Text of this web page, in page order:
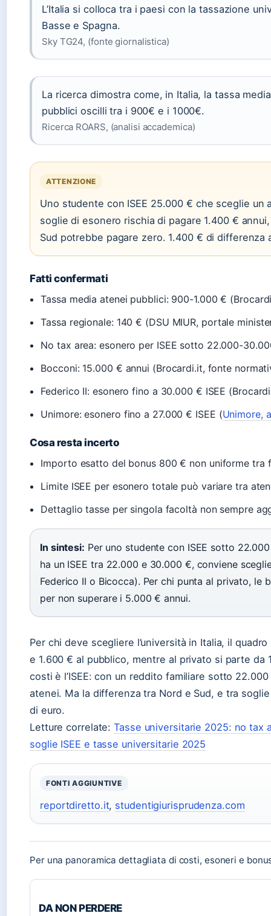
L’Italia si colloca tra i paesi con la tassazione
Basse e Spagna.
Sky TG24, (fonte giornalistica)
La ricerca dimostra come, in Italia, la tassa
pubblici oscilli tra i 900€ e i 1000€.
Ricerca ROARS, (analisi accademica)
ATTENZIONE
Uno studente con ISEE 25.000 € che sceglie
soglie di esonero rischia di pagare 1.400 €
Sud potrebbe pagare zero. 1.400 € di differenza
Fatti confermati
Tassa media atenei pubblici: 900-1.000 €
Tassa regionale: 140 € (DSU MIUR, portale
No tax area: esonero per ISEE sotto 22.000-
Bocconi: 15.000 € annui (Brocardi.it, fonte
Federico II: esonero fino a 30.000 € ISEE
Unimore: esonero fino a 27.000 € ISEE (Unimore,
Cosa resta incerto
Importo esatto del bonus 800 € non uniforme tra
Limite ISEE per esonero totale può variare tra
Dettaglio tasse per singola facoltà non sempre
In sintesi: Per uno studente con ISEE sotto
ha un ISEE tra 22.000 e 30.000 €, conviene
Federico II o Bicocca). Per chi punta al privato, le
per non superare i 5.000 € annui.
Per chi deve scegliere l’università in Italia, il
e 1.600 € al pubblico, mentre al privato si parte
costi è l’ISEE: con un reddito familiare sotto
atenei. Ma la differenza tra Nord e Sud, e tra
di euro.
Letture correlate:Tasse universitarie 2025: no tax
soglie ISEE e tasse universitarie 2025
FONTI AGGIUNTIVE
reportdiretto.it, studentigiurisprudenza.com
Per una panoramica dettagliata di costi, esoneri e
DA NON PERDERE